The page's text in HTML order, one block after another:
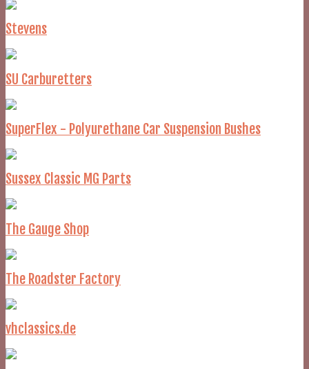
Stevens
SU Carburetters
SuperFlex - Polyurethane Car Suspension Bushes
Sussex Classic MG Parts
The Gauge Shop
The Roadster Factory
vhclassics.de